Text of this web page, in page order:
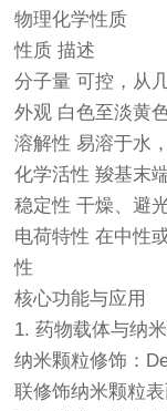
物理化学性质
性质 描述
分子量 可控，从
外观 白色至淡黄
溶解性 易溶于水
化学活性 羧基末
稳定性 干燥、避
电荷特性 在中性
性
核心功能与应用
1. 药物载体与纳
纳米颗粒修饰：
联修饰纳米颗粒